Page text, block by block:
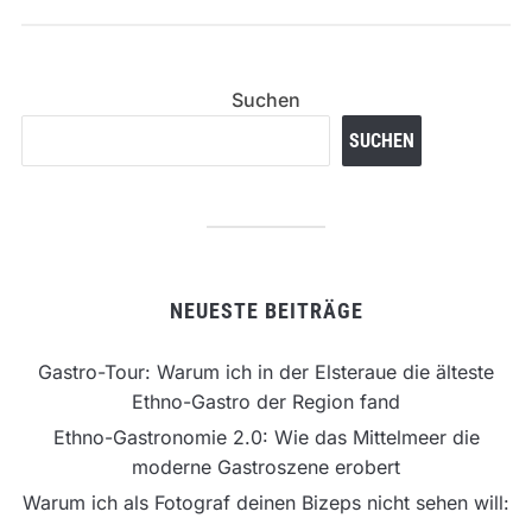
Suchen
SUCHEN
NEUESTE BEITRÄGE
Gastro-Tour: Warum ich in der Elsteraue die älteste
Ethno-Gastro der Region fand
Ethno-Gastronomie 2.0: Wie das Mittelmeer die
moderne Gastroszene erobert
Warum ich als Fotograf deinen Bizeps nicht sehen will: